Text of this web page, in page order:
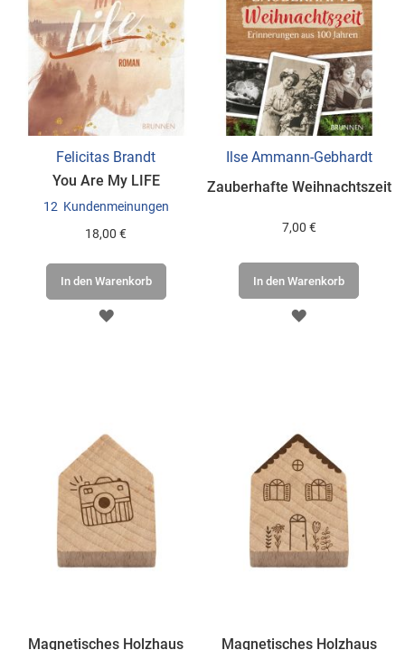
Felicitas Brandt
You Are My LIFE
12 Kundenmeinungen
18,00 €
In den Warenkorb
ZUR
Ilse Ammann-Gebhardt
Zauberhafte Weihnachtszeit
7,00 €
In den Warenkorb
ZUR
Magnetisches Holzhaus Magnetisches Holzhaus